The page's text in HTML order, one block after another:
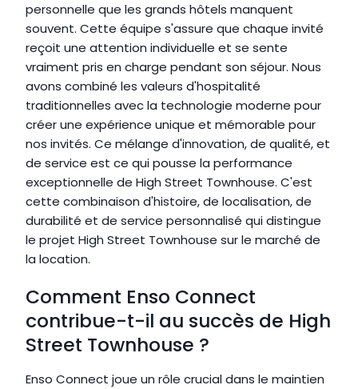
personnelle que les grands hôtels manquent
souvent. Cette équipe s'assure que chaque invité
reçoit une attention individuelle et se sente
vraiment pris en charge pendant son séjour. Nous
avons combiné les valeurs d'hospitalité
traditionnelles avec la technologie moderne pour
créer une expérience unique et mémorable pour
nos invités. Ce mélange d'innovation, de qualité, et
de service est ce qui pousse la performance
exceptionnelle de High Street Townhouse. C'est
cette combinaison d'histoire, de localisation, de
durabilité et de service personnalisé qui distingue
le projet High Street Townhouse sur le marché de
la location.
Comment Enso Connect
contribue-t-il au succès de High
Street Townhouse ?
Enso Connect joue un rôle crucial dans le maintien